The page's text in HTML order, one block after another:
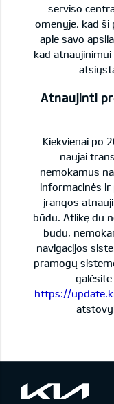
serviso
omenyje, kad ši
apie savo
kad
Atnaujinti
Kiekvienai po
naujai
nemokamus
informacinės
įrangos
būdu. Atlikę du
būdu,
navigacijos
pramogų
https://